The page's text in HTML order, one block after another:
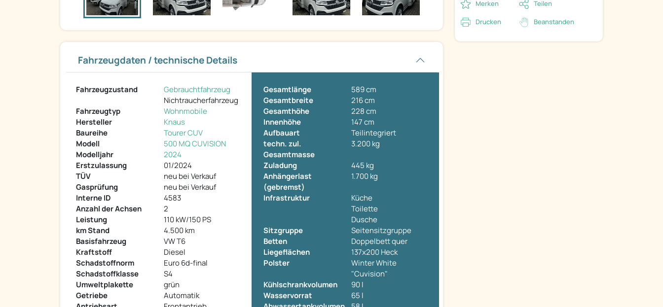
Fahrzeugdaten / technische Details
Fahrzeugzustand
Gebrauchtfahrzeug
Nichtraucherfahrzeug
Fahrzeugtyp
Wohnmobile
Hersteller
Knaus
Baureihe
Tourer CUV
Modell
500 MQ CUVISION
Modelljahr
2024
Erstzulassung
01/2024
TÜV
neu bei Verkauf
Gasprüfung
neu bei Verkauf
Interne ID
4583
Anzahl der Achsen
2
Leistung
110 kW/150 PS
km Stand
4.500 km
Basisfahrzeug
VW T6
Kraftstoff
Diesel
Schadstoffnorm
Euro 6d-final
Schadstoffklasse
S4
Umweltplakette
grün
Getriebe
Automatik
Gesamtlänge
589 cm
Gesamtbreite
216 cm
Gesamthöhe
228 cm
Innenhöhe
147 cm
Aufbauart
Teilintegriert
techn. zul.
Gesamtmasse
3.200 kg
Zuladung
445 kg
Anhängerlast
(gebremst)
1.700 kg
Infrastruktur
Küche
Toilette
Dusche
Sitzgruppe
Seitensitzgruppe
Betten
Doppelbett quer
Liegeflächen
137x200 Heck
Polster
Winter White
"Cuvision"
Kühlschrankvolumen
90 l
Wasservorrat
65 l
Merken Teilen
Drucken Beanstanden